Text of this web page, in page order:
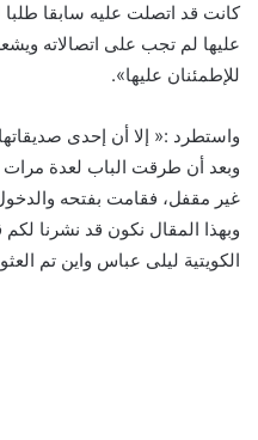
كانت قد اتصلت عليه سابقا طلبا
عليها لم تجب على اتصالاته
للإطمئنان عليها».
واستطرد :« إلا أن إحدى
وبعد أن طرقت الباب لعدة
غير مقفل، فقامت بفتحه
وبهذا المقال نكون قد نشرنا
الكويتية ليلى عباس واين تم